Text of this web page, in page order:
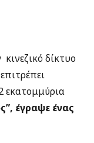
δίκτυο
εκατομμύρια
έγραψε ένας